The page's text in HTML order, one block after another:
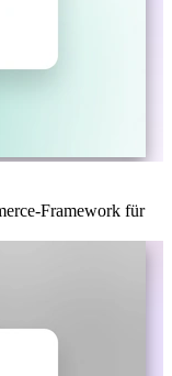
Framework für